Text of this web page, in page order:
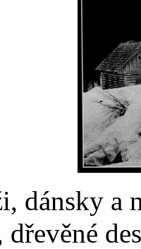
dánsky a
dřevěné